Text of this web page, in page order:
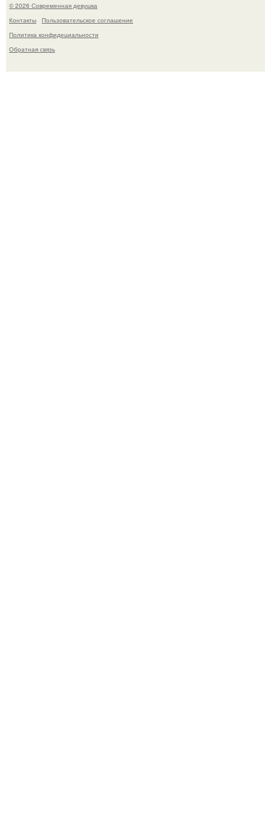
© 2026 Современная девушка
Контакты
Пользовательское соглашение
Политика конфидециальности
Обратная связь